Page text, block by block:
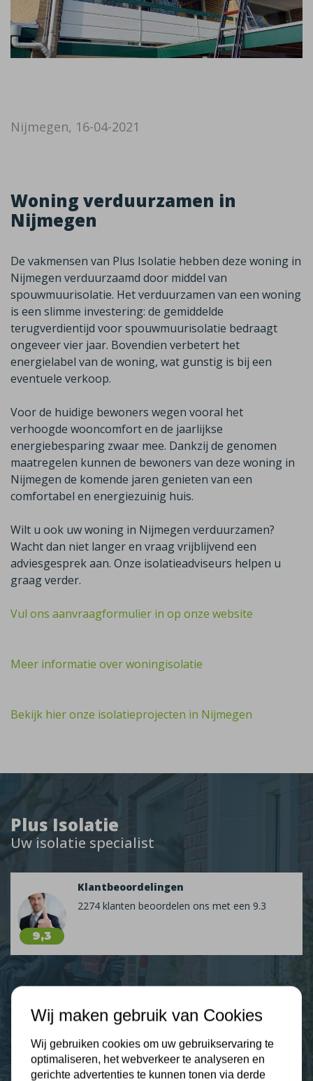
Plus Isolatie
Uw isolatie specialist
9,3
Klantbeoordelingen
2274 klanten beoordelen ons met een 9.3
Nieuws
Contact
Nijmegen, 16-04-2021
Woning verduurzamen in
Nijmegen
De vakmensen van Plus Isolatie hebben deze woning in
Nijmegen verduurzaamd door middel van
spouwmuurisolatie. Het verduurzamen van een woning
is een slimme investering: de gemiddelde
terugverdientijd voor spouwmuurisolatie bedraagt
ongeveer vier jaar. Bovendien verbetert het
energielabel van de woning, wat gunstig is bij een
eventuele verkoop.
Voor de huidige bewoners wegen vooral het
verhoogde wooncomfort en de jaarlijkse
energiebesparing zwaar mee. Dankzij de genomen
maatregelen kunnen de bewoners van deze woning in
Nijmegen de komende jaren genieten van een
comfortabel en energiezuinig huis.
Wilt u ook uw woning in Nijmegen verduurzamen?
Wacht dan niet langer en vraag vrijblijvend een
adviesgesprek aan. Onze isolatieadviseurs helpen u
graag verder.
Vul ons aanvraagformulier in op onze website
Meer informatie over woningisolatie
Bekijk hier onze isolatieprojecten in Nijmegen
Wij maken gebruik van Cookies
Wij gebruiken cookies om uw gebruikservaring te
optimaliseren, het webverkeer te analyseren en
gerichte advertenties te kunnen tonen via derde